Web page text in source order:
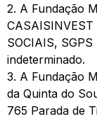
2. A Fundação
CASAISINVEST
SOCIAIS,
indeterminado.
3. A Fundação
da Quinta do
765 Parada de